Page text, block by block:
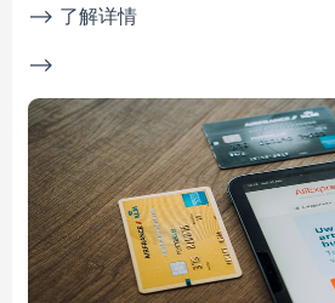
--> 了解详情
-->